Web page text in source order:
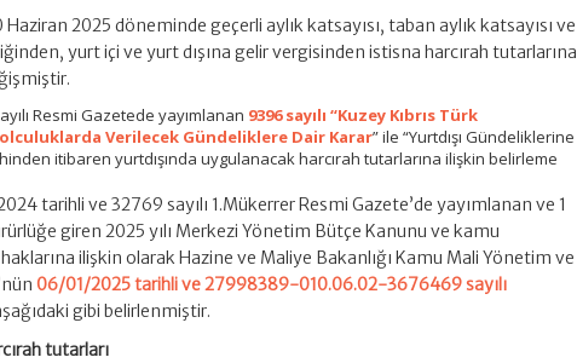
2025 döneminde geçerli aylık katsayısı, taban aylık katsayısı ve
yurt içi ve yurt dışına gelir vergisinden istisna harcırah tutarlarına
Resmi Gazetede yayımlanan 9396 sayılı “Kuzey Kıbrıs Türk
Verilecek Gündeliklere Dair Karar” ile “Yurtdışı Gündeliklerine
itibaren yurtdışında uygulanacak harcırah tutarlarına ilişkin belirleme
tarihli ve 32769 sayılı 1.Mükerrer Resmi Gazete’de yayımlanan ve 1
giren 2025 yılı Merkezi Yönetim Bütçe Kanunu ve kamu
ilişkin olarak Hazine ve Maliye Bakanlığı Kamu Mali Yönetim ve
06/01/2025 tarihli ve 27998389-010.06.02-3676469 sayılı
gibi belirlenmiştir.
tutarları